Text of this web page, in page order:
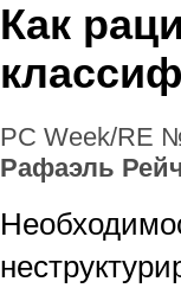
Как
PC Week/RE
Рафаэль